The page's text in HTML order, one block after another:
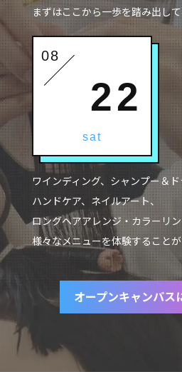
まずはここから一歩を踏み出し
08
22
sat
ワインディング、 シャンプー＆ド
ハンドケア、 ネイルアート、
ロングヘアアレンジ・カラーリ
様々なメニューを体験すること
オープンキャンパス